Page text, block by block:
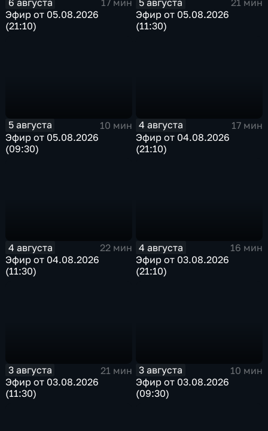
17 мин
Эфир от 05.08.2026
(21:10)
21 мин
Эфир от 05.08.2026
(11:30)
5 августа
10 мин
Эфир от 05.08.2026
(09:30)
4 августа
17 мин
Эфир от 04.08.2026
(21:10)
4 августа
22 мин
Эфир от 04.08.2026
(11:30)
4 августа
16 мин
Эфир от 03.08.2026
(21:10)
3 августа
21 мин
Эфир от 03.08.2026
(11:30)
3 августа
10 мин
Эфир от 03.08.2026
(09:30)